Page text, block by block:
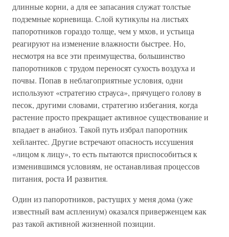
длинные корни, а для ее запасания служат толстые
подземные корневища. Слой кутикулы на листьях
папоротников гораздо толще, чем у мхов, и устьица
реагируют на изменение влажности быстрее. Но,
несмотря на все эти преимущества, большинство
папоротников с трудом переносят сухость воздуха и
почвы. Попав в неблагоприятные условия, одни
используют «стратегию страуса», прячущего голову в
песок, другими словами, стратегию избегания, когда
растение просто прекращает активное существование и
впадает в анабиоз. Такой путь избрал папоротник
хейлантес. Другие встречают опасность иссушения
«лицом к лицу», то есть пытаются приспособиться к
изменившимся условиям, не останавливая процессов
питания, роста И развития.
Один из папоротников, растущих у меня дома (уже
известный вам асплениум) оказался приверженцем как
раз такой активной жизненной позиции.